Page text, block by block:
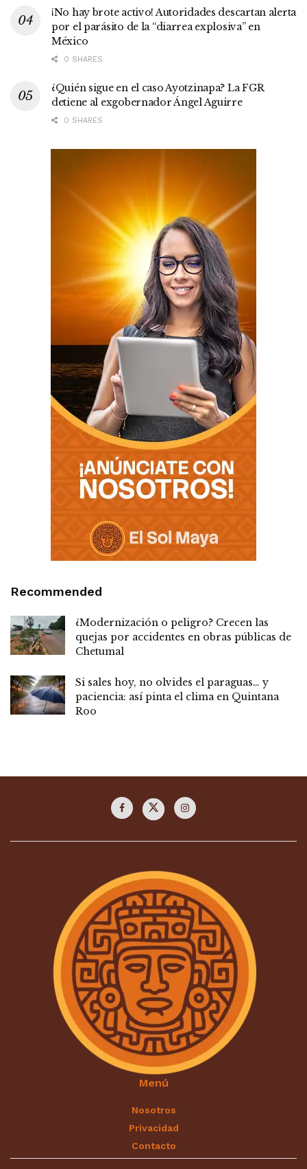
¡No hay brote activo! Autoridades descartan alerta
por el parásito de la “diarrea explosiva” en
México
0 SHARES
¿Quién sigue en el caso Ayotzinapa? La FGR
detiene al exgobernador Ángel Aguirre
0 SHARES
Recommended
¿Modernización o peligro? Crecen las
quejas por accidentes en obras públicas de
Chetumal
Si sales hoy, no olvides el paraguas… y
paciencia: así pinta el clima en Quintana
Roo
Menú
Nosotros
Privacidad
Contacto